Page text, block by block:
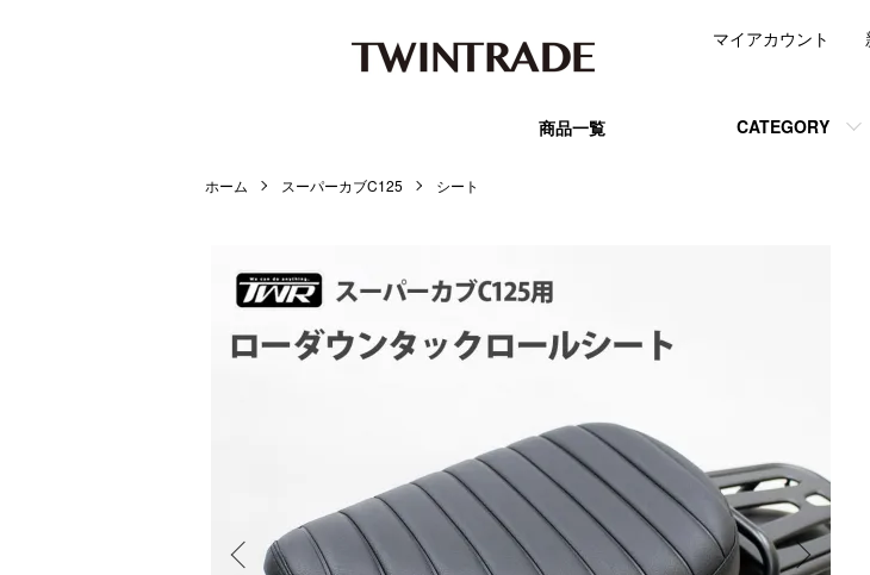
商品一覧 CATEGORY
マイアカウント
ホーム スーパーカブC125 シート